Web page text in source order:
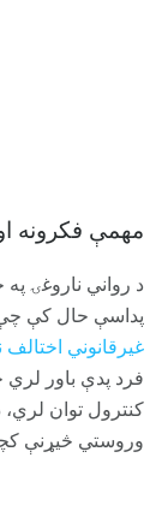
مهمې فکرونه
د رواني ناروغۍ
پداسې حال کې چې
غیرقانوني اختالف
فرد پدې باور لري
وروستي څیړنې